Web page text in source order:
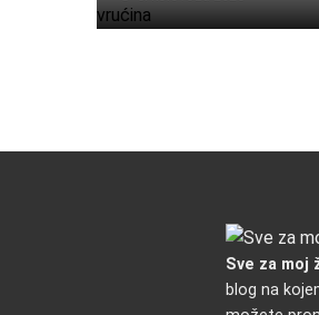
Sve za moj
blog na